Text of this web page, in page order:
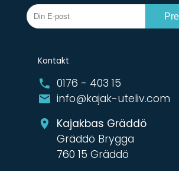
Kontakt
0176 - 403 15
info@kajak-uteliv.com
Kajakbas Gräddö
Gräddö Brygga
760 15 Gräddö